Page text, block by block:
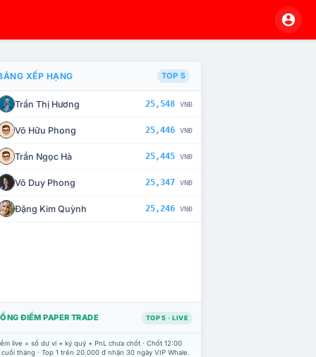
CHẾ TÀI XỬ LÝ VI PHẠM
XẾP HẠNG TOP 5
Trần Thị Hương 25,548 VNĐ
Võ Hữu Phong 25,446 VNĐ
Trần Ngọc Hà 25,445 VNĐ
Võ Duy Phong 25,347 VNĐ
Đặng Kim Quỳnh 25,246 VNĐ
ĐIỂM PAPER TRADE TOP 5 · LIVE
live = số dư ví + ký quỹ + PnL chưa chốt · Chốt 12:00
tháng · Top 1 trên 20.000 đ nhận 30 ngày VIP Whale.